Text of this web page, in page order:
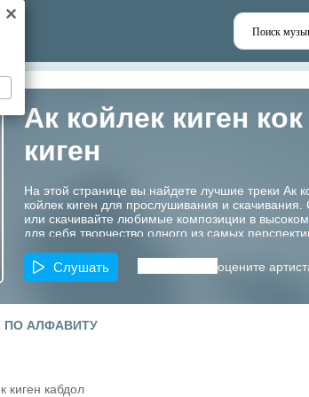
Ак койлек киген
киген
На этой странице вы найдете лучшие треки Ак
койлек киген для прослушивания и
или скачивайте любимые композиции в высоком
для себя творчество одного из самых
Слушать оцените
ПО АЛФАВИТУ
киген кабдол